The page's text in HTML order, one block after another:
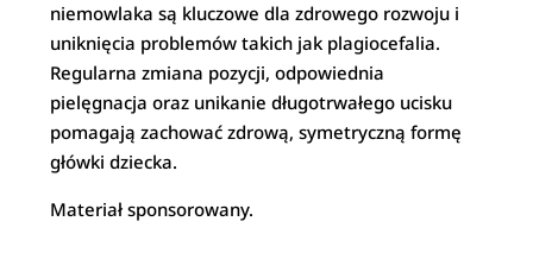
niemowlaka są kluczowe dla zdrowego rozwoju i
uniknięcia problemów takich jak plagiocefalia.
Regularna zmiana pozycji, odpowiednia
pielęgnacja oraz unikanie długotrwałego ucisku
pomagają zachować zdrową, symetryczną formę
główki dziecka.
Materiał sponsorowany.